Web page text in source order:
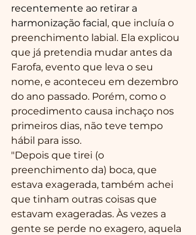
recentemente ao retirar a
harmonização facial, que incluía o
preenchimento labial. Ela explicou
que já pretendia mudar antes da
Farofa, evento que leva o seu
nome, e aconteceu em dezembro
do ano passado. Porém, como o
procedimento causa inchaço nos
primeiros dias, não teve tempo
hábil para isso.
"Depois que tirei (o
preenchimento da) boca, que
estava exagerada, também achei
que tinham outras coisas que
estavam exageradas. Às vezes a
gente se perde no exagero, aquela